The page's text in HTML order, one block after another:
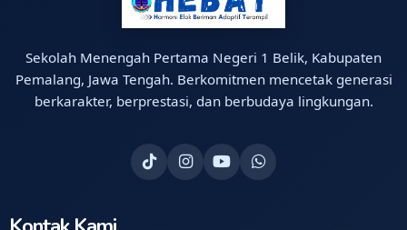
Sekolah Menengah Pertama Negeri 1 Belik, Kabupaten
Pemalang, Jawa Tengah. Berkomitmen mencetak generasi
berkarakter, berprestasi, dan berbudaya lingkungan.